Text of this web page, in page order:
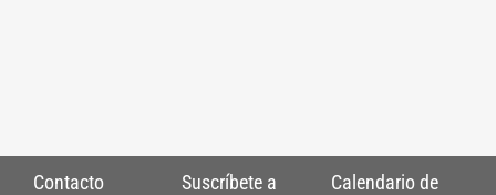
Contacto
Suscríbete a
Calendario de